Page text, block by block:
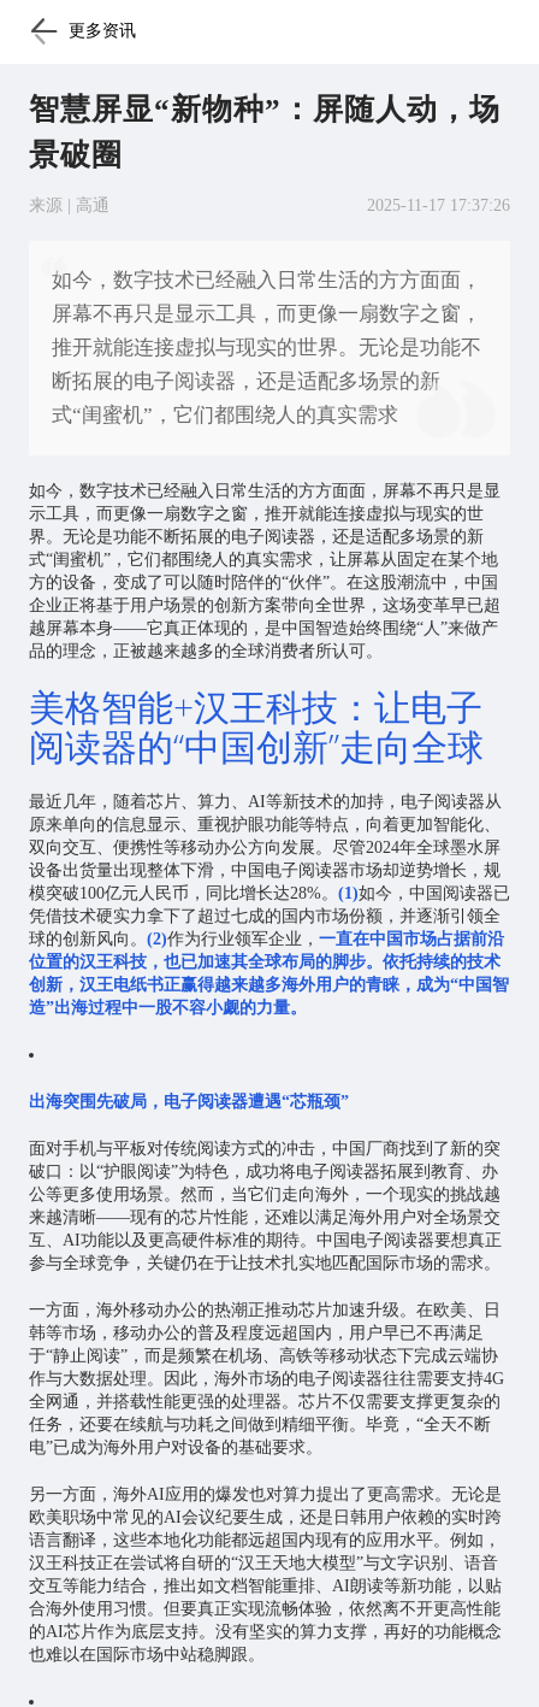
更多资讯
智慧屏显“新物种”：屏随人动，场
景破圈
来源 | 高通 2025-11-17 17:37:26
如今，数字技术已经融入日常生活的方方面面，
屏幕不再只是显示工具，而更像一扇数字之窗，
推开就能连接虚拟与现实的世界。无论是功能不
断拓展的电子阅读器，还是适配多场景的新
式“闺蜜机”，它们都围绕人的真实需求
如今，数字技术已经融入日常生活的方方面面，屏幕不再只是显
示工具，而更像一扇数字之窗，推开就能连接虚拟与现实的世
界。无论是功能不断拓展的电子阅读器，还是适配多场景的新
式“闺蜜机”，它们都围绕人的真实需求，让屏幕从固定在某个地
方的设备，变成了可以随时陪伴的“伙伴”。在这股潮流中，中国
企业正将基于用户场景的创新方案带向全世界，这场变革早已超
越屏幕本身——它真正体现的，是中国智造始终围绕“人”来做产
品的理念，正被越来越多的全球消费者所认可。
美格智能+汉王科技：让电子
阅读器的“中国创新”走向全球
最近几年，随着芯片、算力、AI等新技术的加持，电子阅读器从
原来单向的信息显示、重视护眼功能等特点，向着更加智能化、
双向交互、便携性等移动办公方向发展。尽管2024年全球墨水屏
设备出货量出现整体下滑，中国电子阅读器市场却逆势增长，规
模突破100亿元人民币，同比增长达28%。 (1)如今，中国阅读器已
凭借技术硬实力拿下了超过七成的国内市场份额，并逐渐引领全
球的创新风向。 (2)作为行业领军企业， 一直在中国市场占据前沿
位置的汉王科技，也已加速其全球布局的脚步。依托持续的技术
创新，汉王电纸书正赢得越来越多海外用户的青睐，成为“中国智
造”出海过程中一股不容小觑的力量。
出海突围先破局，电子阅读器遭遇“芯瓶颈”
面对手机与平板对传统阅读方式的冲击，中国厂商找到了新的突
破口：以“护眼阅读”为特色，成功将电子阅读器拓展到教育、办
公等更多使用场景。然而，当它们走向海外，一个现实的挑战越
来越清晰——现有的芯片性能，还难以满足海外用户对全场景交
互、AI功能以及更高硬件标准的期待。中国电子阅读器要想真正
参与全球竞争，关键仍在于让技术扎实地匹配国际市场的需求。
一方面，海外移动办公的热潮正推动芯片加速升级。在欧美、日
韩等市场，移动办公的普及程度远超国内，用户早已不再满足
于“静止阅读”，而是频繁在机场、高铁等移动状态下完成云端协
作与大数据处理。因此，海外市场的电子阅读器往往需要支持4G
全网通，并搭载性能更强的处理器。芯片不仅需要支撑更复杂的
任务，还要在续航与功耗之间做到精细平衡。毕竟，“全天不断
电”已成为海外用户对设备的基础要求。
另一方面，海外AI应用的爆发也对算力提出了更高需求。无论是
欧美职场中常见的AI会议纪要生成，还是日韩用户依赖的实时跨
语言翻译，这些本地化功能都远超国内现有的应用水平。例如，
汉王科技正在尝试将自研的“汉王天地大模型”与文字识别、语音
交互等能力结合，推出如文档智能重排、AI朗读等新功能，以贴
合海外使用习惯。但要真正实现流畅体验，依然离不开更高性能
的AI芯片作为底层支持。没有坚实的算力支撑，再好的功能概念
也难以在国际市场中站稳脚跟。